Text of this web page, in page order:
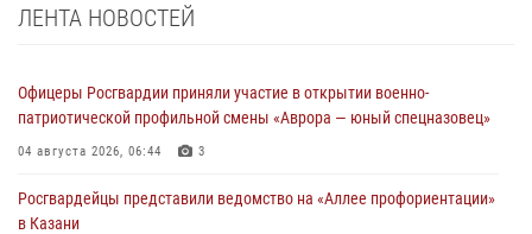
ЛЕНТА НОВОСТЕЙ
Офицеры Росгвардии приняли участие в открытии военно-
патриотической профильной смены «Аврора — юный спецназовец»
04 августа 2026, 06:44 3
Росгвардейцы представили ведомство на «Аллее профориентации»
в Казани